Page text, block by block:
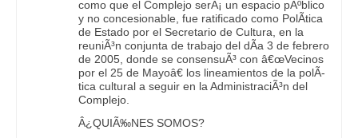
como que el Complejo serÃ¡ un espacio pÃºblico
y no concesionable, fue ratificado como PolÃ­tica
de Estado por el Secretario de Cultura, en la
reuniÃ³n conjunta de trabajo del dÃ­a 3 de febrero
de 2005, donde se consensuÃ³ con â€œVecinos
por el 25 de Mayoâ€ los lineamientos de la polÃ­
tica cultural a seguir en la AdministraciÃ³n del
Complejo.
Â¿QUIÃ‰NES SOMOS?